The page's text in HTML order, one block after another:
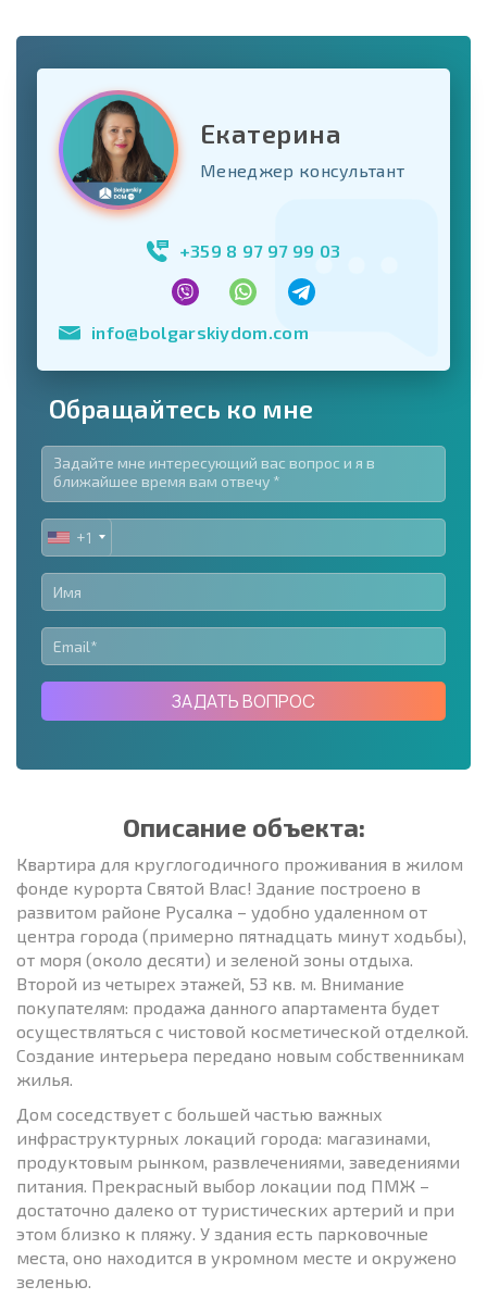
Екатерина
Менеджер консультант
+359 8 97 97 99 03
info@bolgarskiydom.com
Обращайтесь ко мне
UNITED
STATES
+1
+1
ЗАДАТЬ ВОПРОС
Описание объекта:
Квартира для круглогодичного проживания в жилом
фонде курорта Святой Влас! Здание построено в
развитом районе Русалка – удобно удаленном от
центра города (примерно пятнадцать минут ходьбы),
от моря (около десяти) и зеленой зоны отдыха.
Второй из четырех этажей, 53 кв. м. Внимание
покупателям: продажа данного апартамента будет
осуществляться с чистовой косметической отделкой.
Создание интерьера передано новым собственникам
жилья.
Дом соседствует с большей частью важных
инфраструктурных локаций города: магазинами,
продуктовым рынком, развлечениями, заведениями
питания. Прекрасный выбор локации под ПМЖ –
достаточно далеко от туристических артерий и при
этом близко к пляжу. У здания есть парковочные
места, оно находится в укромном месте и окружено
зеленью.